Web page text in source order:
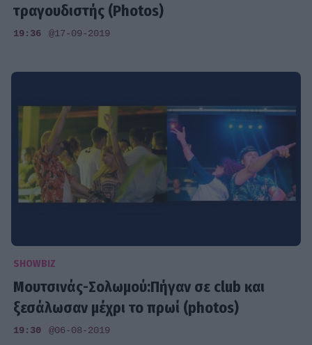
τραγουδιστής (Photos)
19:36 @17-09-2019
SHOWBIZ
Μουτσινάς-Σολωμού:Πήγαν σε club και
ξεσάλωσαν μέχρι το πρωί (photos)
19:30 @06-08-2019